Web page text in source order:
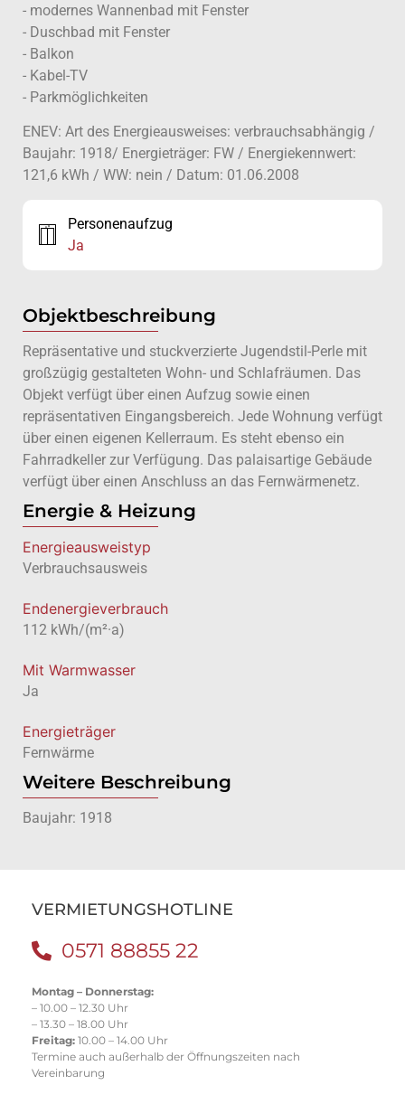
- modernes Wannenbad mit Fenster
- Duschbad mit Fenster
- Balkon
- Kabel-TV
- Parkmöglichkeiten
ENEV: Art des Energieausweises: verbrauchsabhängig /
Baujahr: 1918/ Energieträger: FW / Energiekennwert:
121,6 kWh / WW: nein / Datum: 01.06.2008
Personenaufzug
Ja
Objektbeschreibung
Repräsentative und stuckverzierte Jugendstil-Perle mit
großzügig gestalteten Wohn- und Schlafräumen. Das
Objekt verfügt über einen Aufzug sowie einen
repräsentativen Eingangsbereich. Jede Wohnung verfügt
über einen eigenen Kellerraum. Es steht ebenso ein
Fahrradkeller zur Verfügung. Das palaisartige Gebäude
verfügt über einen Anschluss an das Fernwärmenetz.
Energie & Heizung
Energie­ausweistyp
Verbrauchsausweis
Endenergieverbrauch
112 kWh/(m²·a)
Mit Warmwasser
Ja
Energieträger
Fernwärme
Weitere Beschreibung
Baujahr: 1918
VERMIETUNGSHOTLINE
0571 88855 22
Montag – Donnerstag:
– 10.00 – 12.30 Uhr
– 13.30 – 18.00 Uhr
Freitag: 10.00 – 14.00 Uhr
Termine auch außerhalb der Öffnungszeiten nach
Vereinbarung